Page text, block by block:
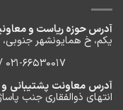
آدرس حوزه ریاست و
یکم، خ‌ همایونشهر جنوبی، کوچۀ
۰۲۱-66530017 / 021-66530157 / 021-66530172
آدرس معاونت پشتیبانی و
انتهای ذوالفقاری جنب